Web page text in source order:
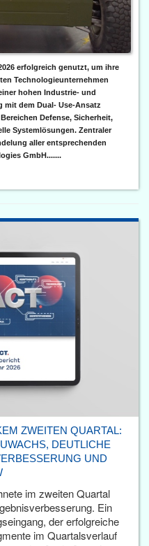
erfolgreich genutzt, um ihre
Technologieunternehmen
hohen Industrie- und
mit dem Dual- Use-Ansatz
Defense, Sicherheit,
Systemlösungen. Zentraler
aller entsprechenden
GmbH.......
ZWEITEN QUARTAL:
DEUTLICHE
UND
im zweiten Quartal
Ein
der erfolgreiche
im Quartalsverlauf